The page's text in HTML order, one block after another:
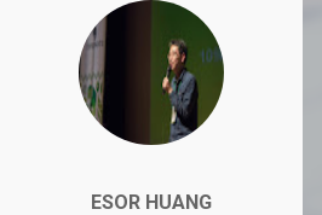
ESOR HUANG